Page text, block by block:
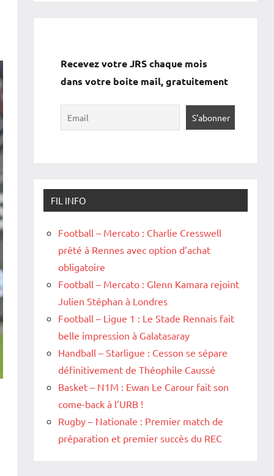
Recevez votre JRS chaque mois
dans votre boite mail, gratuitement
FIL INFO
Football – Mercato : Charlie Cresswell
prêté à Rennes avec option d’achat
obligatoire
Football – Mercato : Glenn Kamara rejoint
Julien Stéphan à Londres
Football – Ligue 1 : Le Stade Rennais fait
belle impression à Galatasaray
Handball – Starligue : Cesson se sépare
définitivement de Théophile Caussé
Basket – N1M : Ewan Le Carour fait son
come-back à l’URB !
Rugby – Nationale : Premier match de
préparation et premier succès du REC